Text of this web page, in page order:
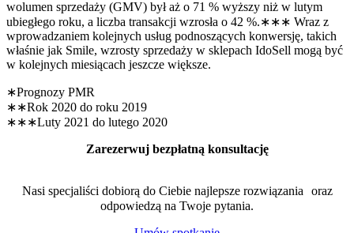
wolumen sprzedaży (GMV) był aż o 71 % wyższy niż w lutym
ubiegłego roku, a liczba transakcji wzrosła o 42 %.∗∗∗ Wraz z
wprowadzaniem kolejnych usług podnoszących konwersję, takich
właśnie jak Smile, wzrosty sprzedaży w sklepach IdoSell mogą być
w kolejnych miesiącach jeszcze większe.
∗Prognozy PMR
∗∗Rok 2020 do roku 2019
∗∗∗Luty 2021 do lutego 2020
Zarezerwuj bezpłatną konsultację
Nasi specjaliści dobiorą do Ciebie najlepsze rozwiązania oraz
odpowiedzą na Twoje pytania.